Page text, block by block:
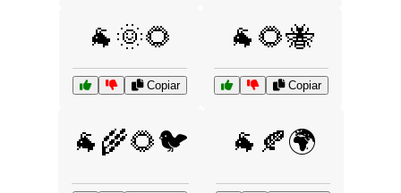
🐐🌞🌻
Copiar
🐐🌻🐝
Copiar
🐐🌾🌻🐦 🐐🍂🌍